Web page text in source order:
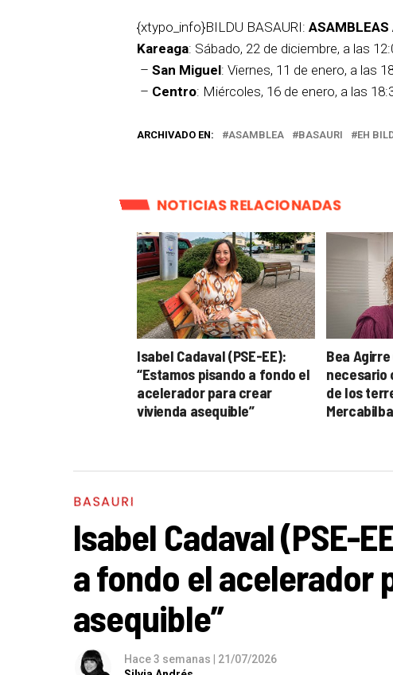
{xtypo_info}BILDU BASAURI: ASAMBLEAS
Kareaga: Sábado, 22 de diciembre, a las
– San Miguel: Viernes, 11 de enero, a las
– Centro: Miércoles, 16 de enero, a las
ARCHIVADO EN: ASAMBLEA BASAURI EH
NOTICIAS RELACIONADAS
Isabel Cadaval (PSE-EE):
“Estamos pisando a fondo el
acelerador para crear
vivienda asequible”
Bea Agirre
de los
BASAURI
Isabel Cadaval (PSE-
a fondo el acelerador
asequible”
Hace 3 semanas | 21/07/2026